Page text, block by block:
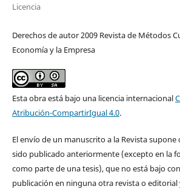
Licencia
Derechos de autor 2009 Revista de Métodos
Economía y la Empresa
Esta obra está bajo una licencia internacional
Atribución-CompartirIgual 4.0.
El envío de un manuscrito a la Revista
sido publicado anteriormente (excepto en la
como parte de una tesis), que no está bajo
publicación en ninguna otra revista o editorial